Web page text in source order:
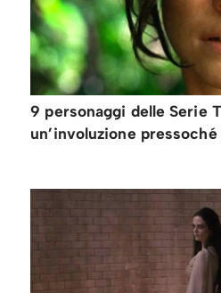
9 personaggi delle Serie
un’involuzione